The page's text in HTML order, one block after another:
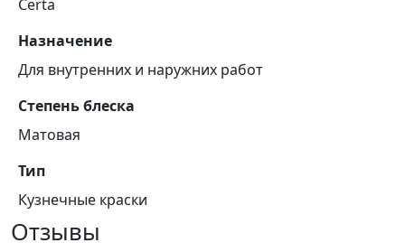
Certa
Назначение
Для внутренних и наружних работ
Степень блеска
Матовая
Тип
Кузнечные краски
Отзывы